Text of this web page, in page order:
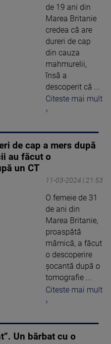
de 19 ani din
Marea Britanie
credea că are
dureri de cap
din cauza
mahmurelii,
însă a
descoperit că ...
Citeste mai mult
›
de cap a mers după
au făcut o
un CT
11-03-2024 | 21:53
O femeie de 31
de ani din
Marea Britanie,
proaspătă
mămică, a făcut
o descoperire
șocantă după o
tomografie ...
Citeste mai mult
›
Un bărbat cu o